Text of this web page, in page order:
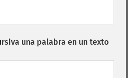
una palabra en un texto